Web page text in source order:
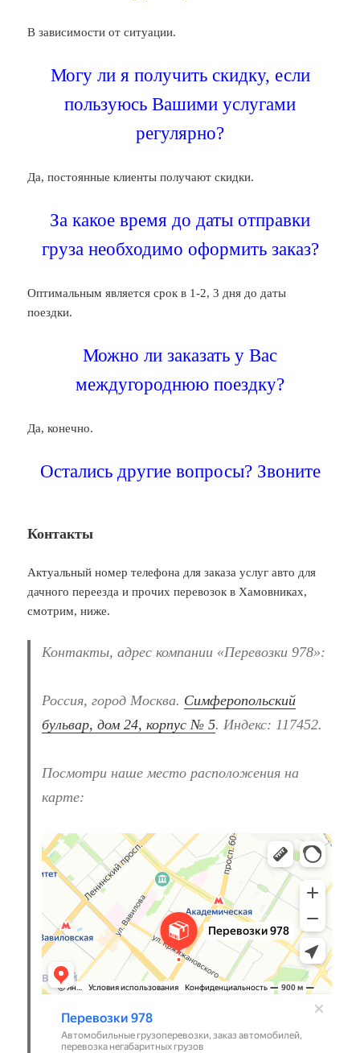
В зависимости от ситуации.
Могу ли я получить скидку, если
пользуюсь Вашими услугами
регулярно?
Да, постоянные клиенты получают скидки.
За какое время до даты отправки
груза необходимо оформить заказ?
Оптимальным является срок в 1-2, 3 дня до даты
поездки.
Можно ли заказать у Вас
междугороднюю поездку?
Да, конечно.
Остались другие вопросы? Звоните
Контакты
Актуальный номер телефона для заказа услуг авто для
дачного переезда и прочих перевозок в Хамовниках,
смотрим, ниже.
Контакты, адрес компании «Перевозки 978»:
Россия, город Москва. Симферопольский
бульвар, дом 24, корпус № 5. Индекс: 117452.
Посмотри наше место расположения на
карте:
Перевозки 978
Перевозка негабаритных грузов в Москве
Автомобильные грузоперевозки в Москве